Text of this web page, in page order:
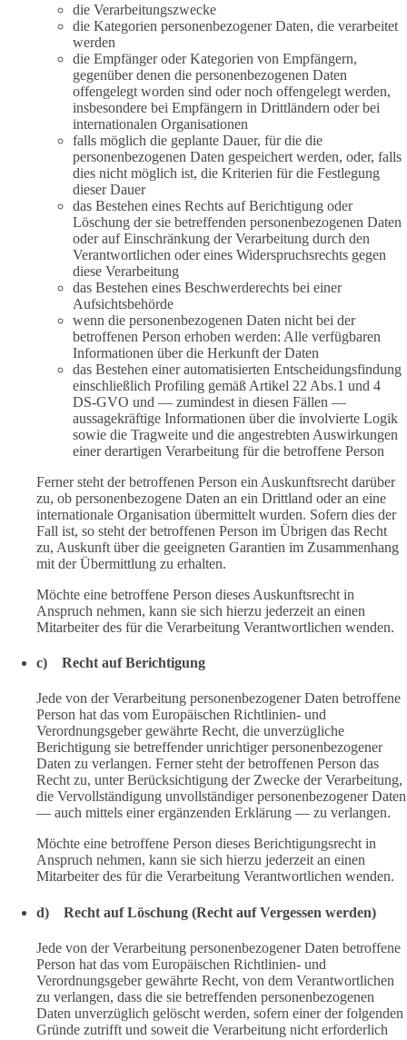
die Verarbeitungszwecke
die Kategorien personenbezogener Daten, die verarbeitet
werden
die Empfänger oder Kategorien von Empfängern,
gegenüber denen die personenbezogenen Daten
offengelegt worden sind oder noch offengelegt werden,
insbesondere bei Empfängern in Drittländern oder bei
internationalen Organisationen
falls möglich die geplante Dauer, für die die
personenbezogenen Daten gespeichert werden, oder, falls
dies nicht möglich ist, die Kriterien für die Festlegung
dieser Dauer
das Bestehen eines Rechts auf Berichtigung oder
Löschung der sie betreffenden personenbezogenen Daten
oder auf Einschränkung der Verarbeitung durch den
Verantwortlichen oder eines Widerspruchsrechts gegen
diese Verarbeitung
das Bestehen eines Beschwerderechts bei einer
Aufsichtsbehörde
wenn die personenbezogenen Daten nicht bei der
betroffenen Person erhoben werden: Alle verfügbaren
Informationen über die Herkunft der Daten
das Bestehen einer automatisierten Entscheidungsfindung
einschließlich Profiling gemäß Artikel 22 Abs.1 und 4
DS-GVO und — zumindest in diesen Fällen —
aussagekräftige Informationen über die involvierte Logik
sowie die Tragweite und die angestrebten Auswirkungen
einer derartigen Verarbeitung für die betroffene Person
Ferner steht der betroffenen Person ein Auskunftsrecht darüber
zu, ob personenbezogene Daten an ein Drittland oder an eine
internationale Organisation übermittelt wurden. Sofern dies der
Fall ist, so steht der betroffenen Person im Übrigen das Recht
zu, Auskunft über die geeigneten Garantien im Zusammenhang
mit der Übermittlung zu erhalten.
Möchte eine betroffene Person dieses Auskunftsrecht in
Anspruch nehmen, kann sie sich hierzu jederzeit an einen
Mitarbeiter des für die Verarbeitung Verantwortlichen wenden.
c) Recht auf Berichtigung
Jede von der Verarbeitung personenbezogener Daten betroffene
Person hat das vom Europäischen Richtlinien- und
Verordnungsgeber gewährte Recht, die unverzügliche
Berichtigung sie betreffender unrichtiger personenbezogener
Daten zu verlangen. Ferner steht der betroffenen Person das
Recht zu, unter Berücksichtigung der Zwecke der Verarbeitung,
die Vervollständigung unvollständiger personenbezogener Daten
— auch mittels einer ergänzenden Erklärung — zu verlangen.
Möchte eine betroffene Person dieses Berichtigungsrecht in
Anspruch nehmen, kann sie sich hierzu jederzeit an einen
Mitarbeiter des für die Verarbeitung Verantwortlichen wenden.
d) Recht auf Löschung (Recht auf Vergessen werden)
Jede von der Verarbeitung personenbezogener Daten betroffene
Person hat das vom Europäischen Richtlinien- und
Verordnungsgeber gewährte Recht, von dem Verantwortlichen
zu verlangen, dass die sie betreffenden personenbezogenen
Daten unverzüglich gelöscht werden, sofern einer der folgenden
Gründe zutrifft und soweit die Verarbeitung nicht erforderlich